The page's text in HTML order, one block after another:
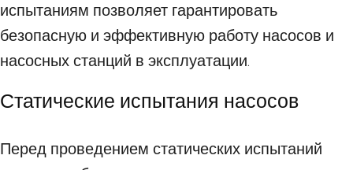
испытаниям позволяет гарантировать
безопасную и эффективную работу насосов и
насосных станций в эксплуатации.
Статические испытания насосов
Перед проведением статических испытаний